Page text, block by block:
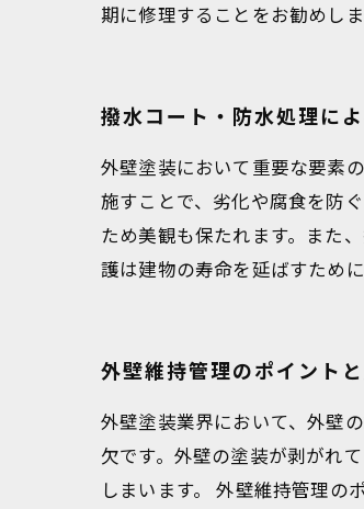
期に修理することをお勧めしま
撥水コート・防水処理に
外壁塗装において重要な要素
施すことで、劣化や腐食を防
ため美観も保たれます。また
護は建物の寿命を延ばすため
外壁維持管理のポイント
外壁塗装業界において、外壁
欠です。外壁の塗装が剥がれ
しまいます。 外壁維持管理の